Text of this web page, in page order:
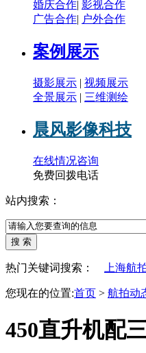
婚庆合作| 影视合作
广告合作| 户外合作
案例展示
摄影展示 | 视频展示
全景展示 | 三维测绘
晨风影像科技
在线情况咨询
免费回拨电话
站内搜索：
热门关键词搜索： 上海航
您现在的位置:首页 > 航拍动
450直升机配